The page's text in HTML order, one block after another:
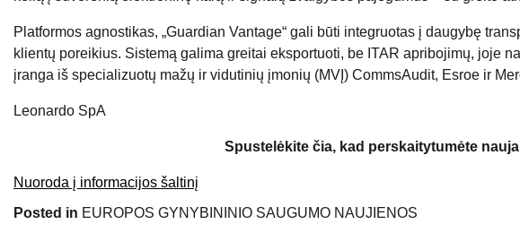
Platformos agnostikas, „Guardian Vantage“ gali būti integruotas į daugybę
klientų poreikius. Sistemą galima greitai eksportuoti, be ITAR apribojimų, joje
įranga iš specializuotų mažų ir vidutinių įmonių (MVĮ) CommsAudit, Esroe ir
Leonardo SpA
Spustelėkite čia, kad perskaitytumėte
Nuoroda į informacijos šaltinį
Posted in EUROPOS GYNYBININIO SAUGUMO NAUJIENOS